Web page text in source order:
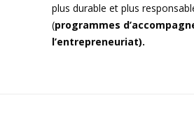
plus durable et plus
(programmes
l’entrepreneuriat).